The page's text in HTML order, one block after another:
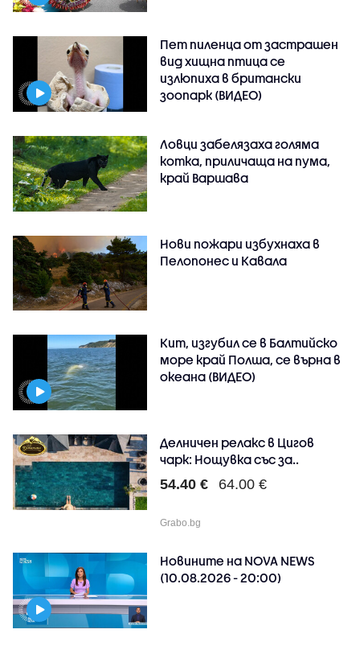
Пет пиленца от застрашен
вид хищна птица се
излюпиха в британски
зоопарк (ВИДЕО)
Ловци забелязаха голяма
котка, приличаща на пума,
край Варшава
Нови пожари избухнаха в
Пелопонес и Кавала
Кит, изгубил се в Балтийско
море край Полша, се върна в
океана (ВИДЕО)
Делничен релакс в Цигов
чарк: Нощувка със за..
54.40 € 64.00 €
Grabo.bg
Новините на NOVA NEWS
(10.08.2026 - 20:00)